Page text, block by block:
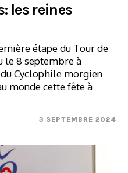
les reines
étape du Tour de
le 8 septembre à
Cyclophile morgien
monde cette fête à
3 SEPTEMBRE 2024